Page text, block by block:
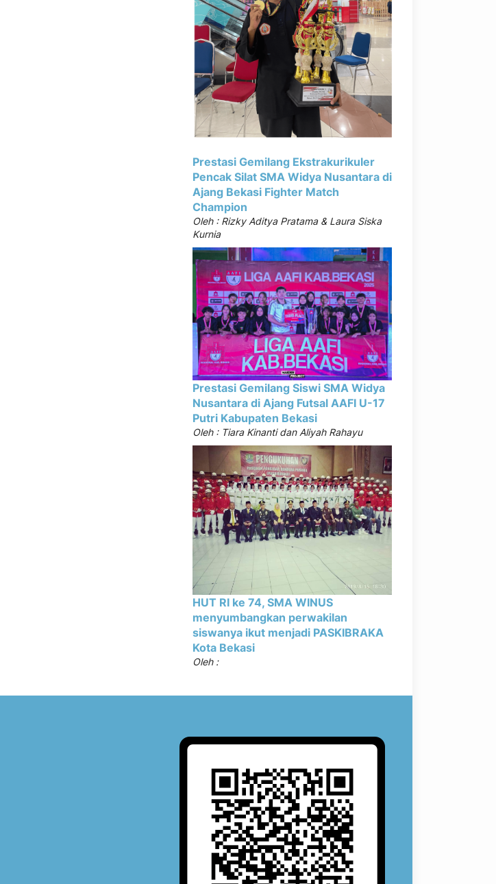
Prestasi Gemilang Ekstrakurikuler
Pencak Silat SMA Widya Nusantara di
Ajang Bekasi Fighter Match
Champion
Oleh : Rizky Aditya Pratama & Laura Siska
Kurnia
Prestasi Gemilang Siswi SMA Widya
Nusantara di Ajang Futsal AAFI U-17
Putri Kabupaten Bekasi
Oleh : Tiara Kinanti dan Aliyah Rahayu
HUT RI ke 74, SMA WINUS
menyumbangkan perwakilan
siswanya ikut menjadi PASKIBRAKA
Kota Bekasi
Oleh :